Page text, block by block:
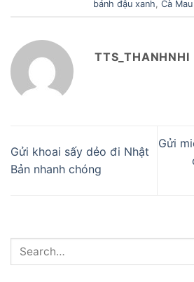
bánh đậu xanh Cà
TTS_THANHNHI
Gửi khoai sấy dẻo đi Nhật
Bản nhanh chóng
Gửi